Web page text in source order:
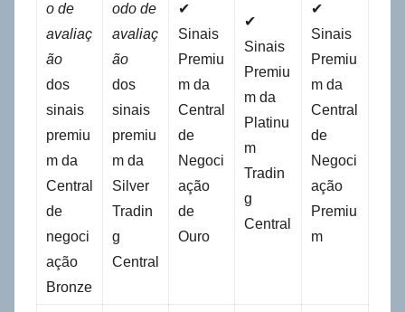
o de
avaliaç
ão
dos
sinais
premiu
m da
Central
de
negoci
ação
Bronze
odo de
avaliaç
ão
dos
sinais
premiu
m da
Silver
Tradin
g
Central
✔
Sinais
Premiu
m da
Central
de
Negoci
ação
de
Ouro
✔
Sinais
Premiu
m da
Platinu
m
Tradin
g
Central
✔
Sinais
Premiu
m da
Central
de
Negoci
ação
Premiu
m